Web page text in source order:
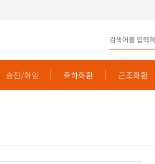
승진/취임 축하화환 근조화환